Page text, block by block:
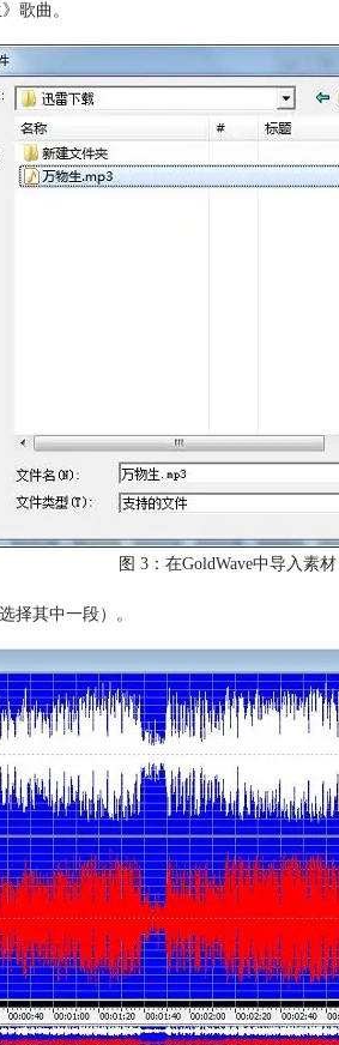
歌曲。
图 3：在GoldWave中导入素材
择其中一段）。